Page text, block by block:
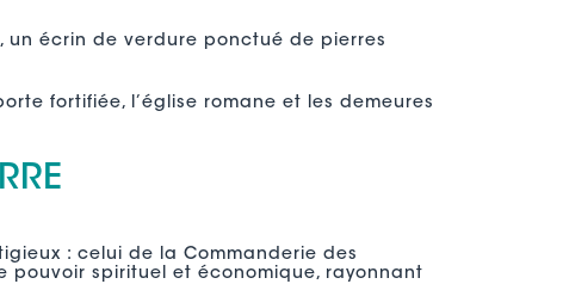
un écrin de verdure ponctué de pierres
fortifiée, l’église romane et les demeures
: celui de la Commanderie des
pouvoir spirituel et économique, rayonnant